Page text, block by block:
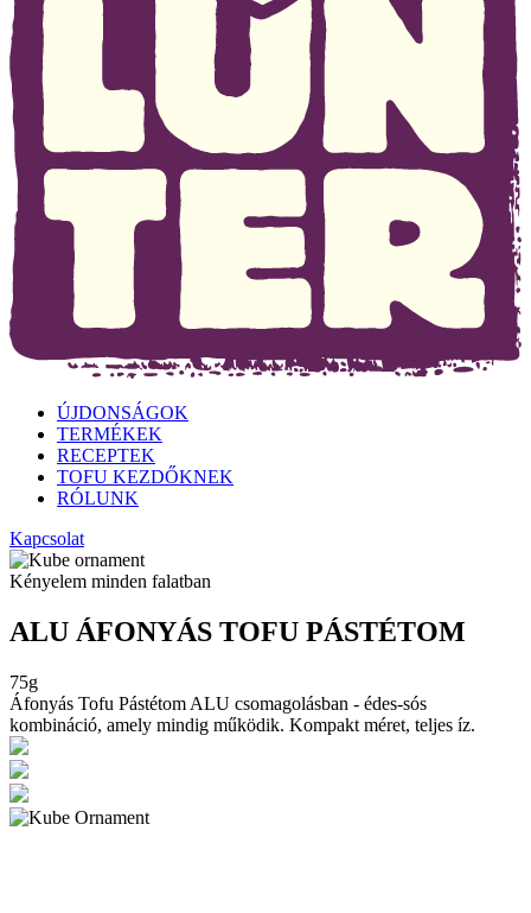
ÚJDONSÁGOK
TERMÉKEK
RECEPTEK
TOFU KEZDŐKNEK
RÓLUNK
Kapcsolat
Kényelem minden falatban
ALU ÁFONYÁS TOFU PÁSTÉTOM
75g
Áfonyás Tofu Pástétom ALU csomagolásban - édes-sós
kombináció, amely mindig működik. Kompakt méret, teljes íz.